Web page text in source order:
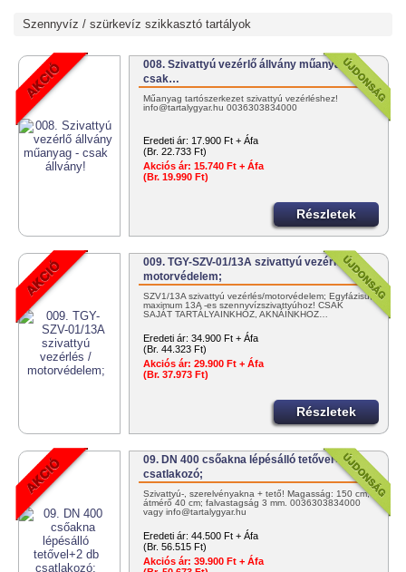
Szennyvíz / szürkevíz szikkasztó tartályok
008. Szivattyú vezérlő állvány műanyag -
csak…
Műanyag tartószerkezet szivattyú vezérléshez!
info@tartalygyar.hu 0036303834000
Eredeti ár: 17.900 Ft + Áfa
(Br. 22.733 Ft)
Akciós ár: 15.740 Ft + Áfa
(Br. 19.990 Ft)
Részletek
009. TGY-SZV-01/13A szivattyú vezérlés /
motorvédelem;
SZV1/13A szivattyú vezérlés/motorvédelem; Egyfázisú,
maximum 13A -es szennyvízszivattyúhoz! CSAK
SAJÁT TARTÁLYAINKHOZ, AKNÁINKHOZ…
Eredeti ár: 34.900 Ft + Áfa
(Br. 44.323 Ft)
Akciós ár: 29.900 Ft + Áfa
(Br. 37.973 Ft)
Részletek
09. DN 400 csőakna lépésálló tetővel+2 db
csatlakozó;
Szivattyú-, szerelvényakna + tető! Magasság: 150 cm;
átmérő 40 cm; falvastagság 3 mm. 0036303834000
vagy info@tartalygyar.hu
Eredeti ár: 44.500 Ft + Áfa
(Br. 56.515 Ft)
Akciós ár: 39.900 Ft + Áfa